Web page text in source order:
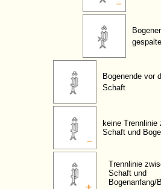
Bogenende vor
Schaft
keine Trennlinie
Schaft und
Trennlinie
Schaft und
Bogenanfang/